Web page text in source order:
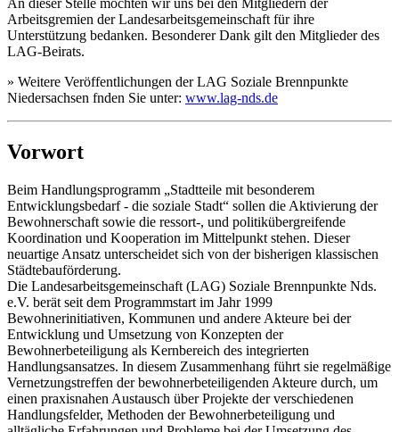
An dieser Stelle möchten wir uns bei den Mitgliedern der
Arbeitsgremien der Landesarbeitsgemeinschaft für ihre
Unterstützung bedanken. Besonderer Dank gilt den Mitglieder des
LAG-Beirats.
» Weitere Veröffentlichungen der LAG Soziale Brennpunkte
Niedersachsen fnden Sie unter: www.lag-nds.de
Vorwort
Beim Handlungsprogramm „Stadtteile mit besonderem
Entwicklungsbedarf - die soziale Stadt“ sollen die Aktivierung der
Bewohnerschaft sowie die ressort-, und politikübergreifende
Koordination und Kooperation im Mittelpunkt stehen. Dieser
neuartige Ansatz unterscheidet sich von der bisherigen klassischen
Städtebauförderung.
Die Landesarbeitsgemeinschaft (LAG) Soziale Brennpunkte Nds.
e.V. berät seit dem Programmstart im Jahr 1999
Bewohnerinitiativen, Kommunen und andere Akteure bei der
Entwicklung und Umsetzung von Konzepten der
Bewohnerbeteiligung als Kernbereich des integrierten
Handlungsansatzes. In diesem Zusammenhang führt sie regelmäßige
Vernetzungstreffen der bewohnerbeteiligenden Akteure durch, um
einen praxisnahen Austausch über Projekte der verschiedenen
Handlungsfelder, Methoden der Bewohnerbeteiligung und